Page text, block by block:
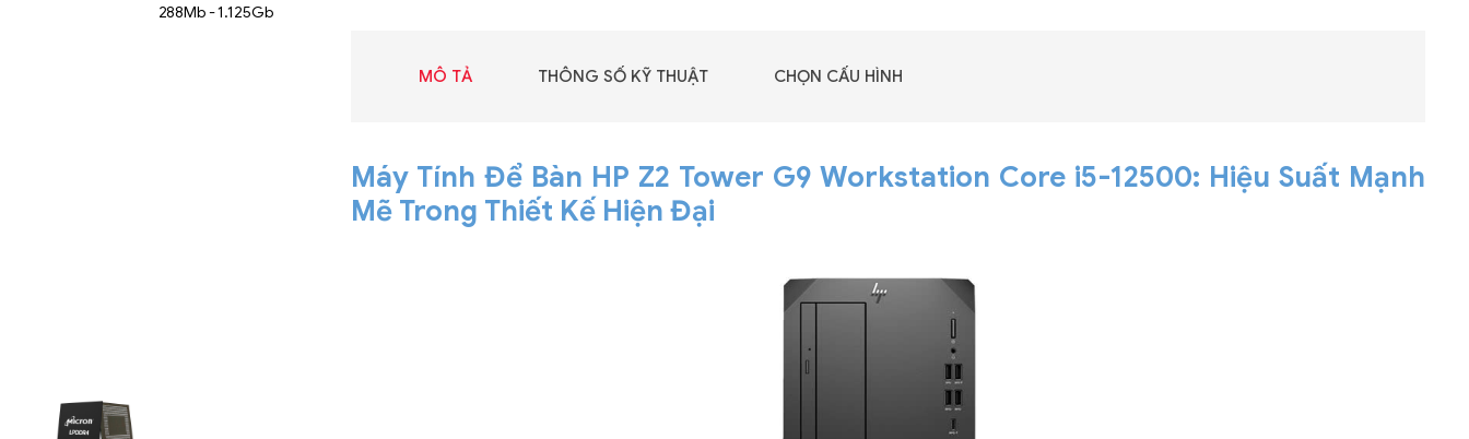
MÔ TẢ THÔNG SỐ KỸ THUẬT CHỌN CẤU HÌNH
Máy Tính Để Bàn HP Z2 Tower G9 Workstation Core i5-12500: Hiệu Suất Mạnh
Mẽ Trong Thiết Kế Hiện Đại
288Mb - 1.125Gb